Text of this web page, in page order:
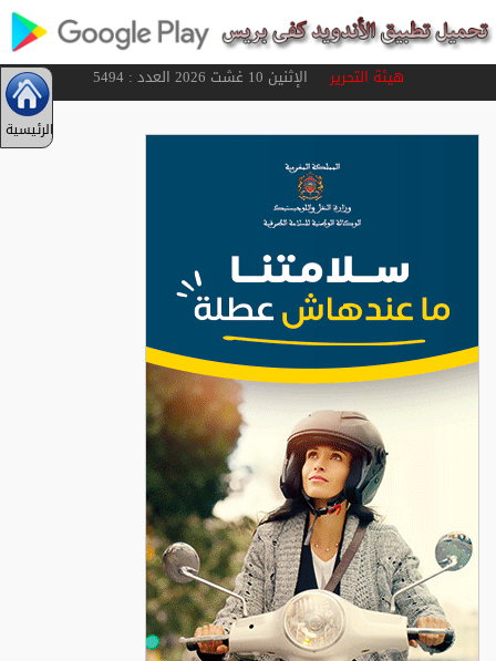
هيئة التحريرالإثنين 10 غشت 2026 العدد : 5494
الرئيسية